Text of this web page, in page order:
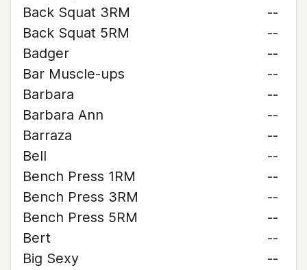
Back Squat 3RM
--
Back Squat 5RM
--
Badger
--
Bar Muscle-ups
--
Barbara
--
Barbara Ann
--
Barraza
--
Bell
--
Bench Press 1RM
--
Bench Press 3RM
--
Bench Press 5RM
--
Bert
--
Big Sexy
--